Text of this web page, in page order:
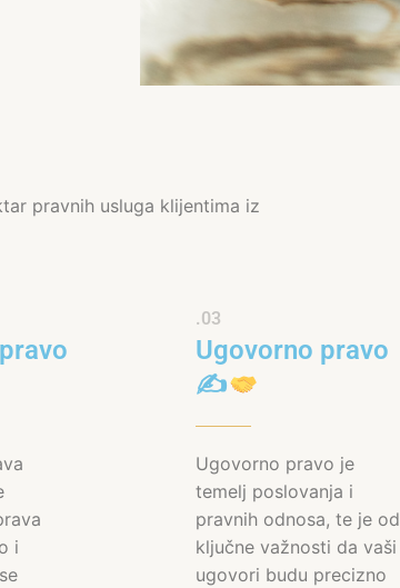
pravnih usluga klijentima iz
i
.03
Ugovorno pravo
✍
Ugovorno pravo je
temelj poslovanja i
pravnih odnosa, te je od
ključne važnosti da vaši
ugovori budu precizno